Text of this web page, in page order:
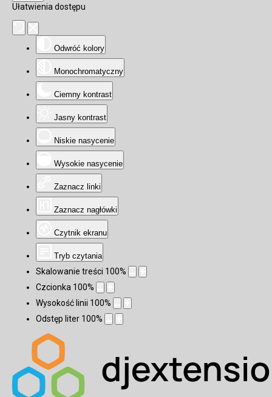
Ułatwienia dostępu
Odwróć kolory
Monochromatyczny
Ciemny kontrast
Jasny kontrast
Niskie nasycenie
Wysokie nasycenie
Zaznacz linki
Zaznacz nagłówki
Czytnik ekranu
Tryb czytania
Skalowanie treści 100%
Czcionka 100%
Wysokość linii 100%
Odstęp liter 100%